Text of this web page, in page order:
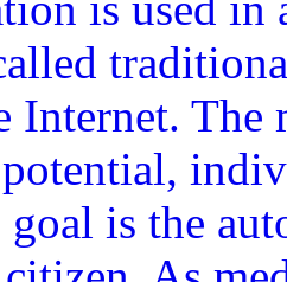
Internet. The
is the